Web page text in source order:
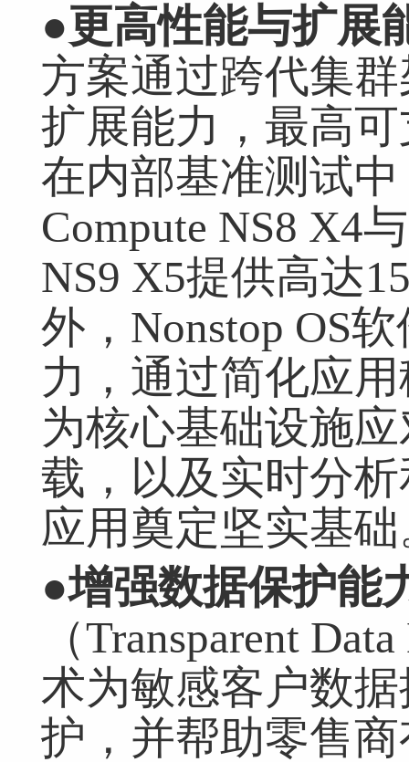
●更高性能与扩展
方案通过跨代集
扩展能力，最高
在内部基准测试
Compute NS8 X4
NS9 X5提供高达
外，Nonstop OS
力，通过简化应
为核心基础设施
载，以及实时分
应用奠定坚实基
●增强数据保护能
（Transparent
术为敏感客户数
护，并帮助零售
网友跟帖 0条 登录名： 密码： 匿名发布 验
网友评论仅供其表达个人看法，并不表明本网同意其观点或证实其描